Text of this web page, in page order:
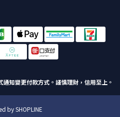
知變更付款方式。 謹慎理財，信用至上。
by SHOPLINE